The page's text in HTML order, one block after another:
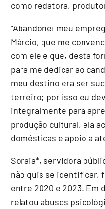
como redatora,
“Abandonei meu
Márcio, que me
com ele e que, desta
para me dedicar ao
meu destino era ser
terreiro; por isso eu
integralmente para
produção cultural, ela
domésticas e apoio a
Soraia*, servidora
não quis se identificar,
entre 2020 e 2023. Em
relatou abusos